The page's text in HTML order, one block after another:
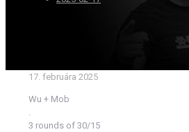
17. februára 2025
Wu + Mob
.
3 rounds of 30/15